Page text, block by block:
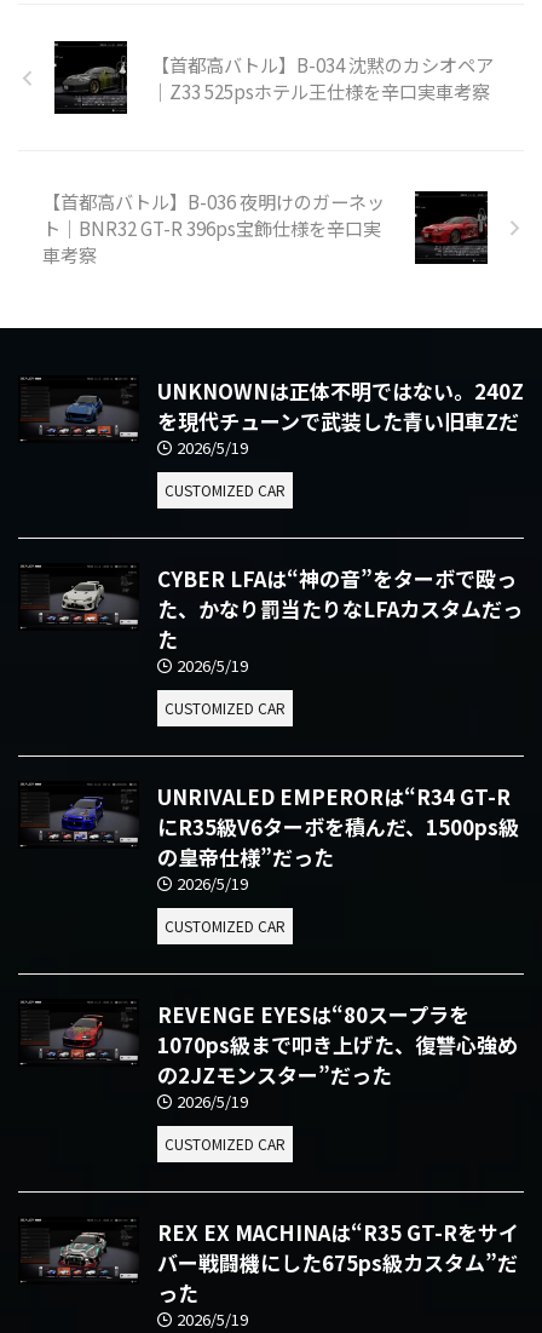
【首都高バトル】B-034 沈黙のカシオペア
｜Z33 525psホテル王仕様を辛口実車考察
【首都高バトル】B-036 夜明けのガーネッ
ト｜BNR32 GT-R 396ps宝飾仕様を辛口実
車考察
UNKNOWNは正体不明ではない。240Z
を現代チューンで武装した青い旧車Zだ
2026/5/19
CUSTOMIZED CAR
CYBER LFAは“神の音”をターボで殴っ
た、かなり罰当たりなLFAカスタムだっ
た
2026/5/19
CUSTOMIZED CAR
UNRIVALED EMPERORは“R34 GT-R
にR35級V6ターボを積んだ、1500ps級
の皇帝仕様”だった
2026/5/19
CUSTOMIZED CAR
REVENGE EYESは“80スープラを
1070ps級まで叩き上げた、復讐心強め
の2JZモンスター”だった
2026/5/19
CUSTOMIZED CAR
REX EX MACHINAは“R35 GT-Rをサイ
バー戦闘機にした675ps級カスタム”だ
った
2026/5/19